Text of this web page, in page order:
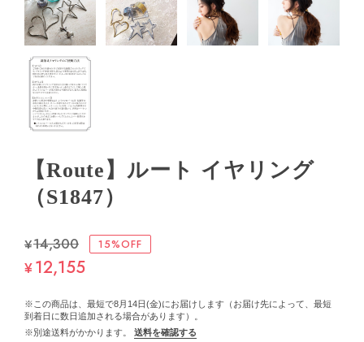
【Route】ルート イヤリング
（S1847）
¥14,300 15%OFF
¥12,155
※この商品は、最短で8月14日(金)にお届けします（お届け先によって、最短
到着日に数日追加される場合があります）。
※別途送料がかかります。
送料を確認する